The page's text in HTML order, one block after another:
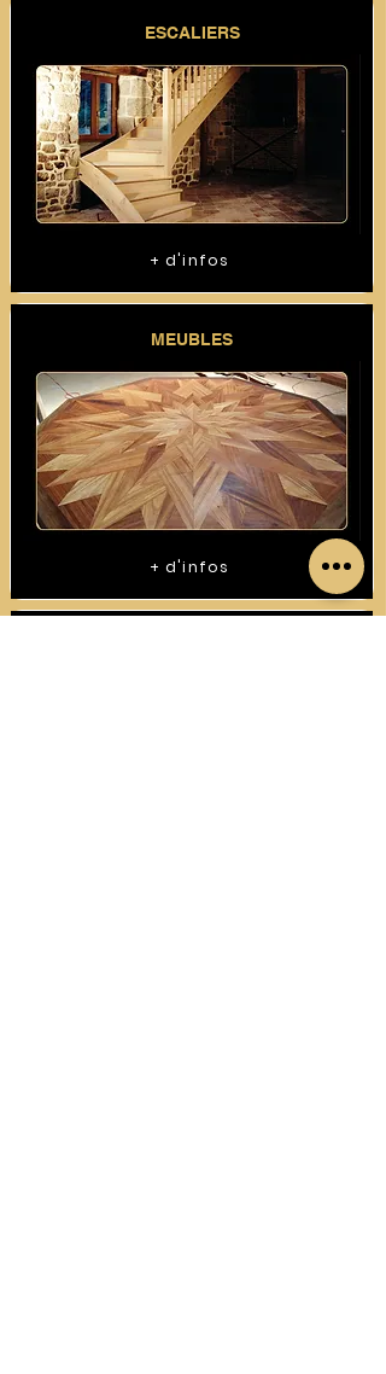
ESCALIERS
+ d'infos
MEUBLES
+ d'infos